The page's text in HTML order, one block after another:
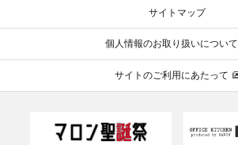
サイトマップ
個人情報のお取り扱いについて
サイトのご利用にあたって